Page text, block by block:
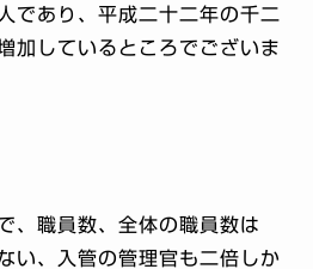
であり、平成二十二年の千二
加しているところでございま
、職員数、全体の職員数は
い、入管の管理官も二倍しか